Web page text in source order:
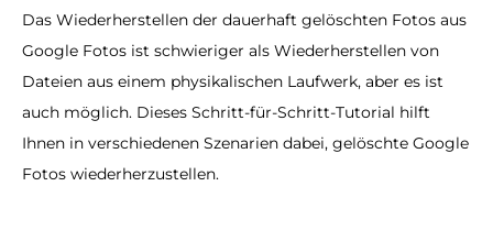
Das Wiederherstellen der dauerhaft gelöschten Fotos aus
Google Fotos ist schwieriger als Wiederherstellen von
Dateien aus einem physikalischen Laufwerk, aber es ist
auch möglich. Dieses Schritt-für-Schritt-Tutorial hilft
Ihnen in verschiedenen Szenarien dabei, gelöschte Google
Fotos wiederherzustellen.